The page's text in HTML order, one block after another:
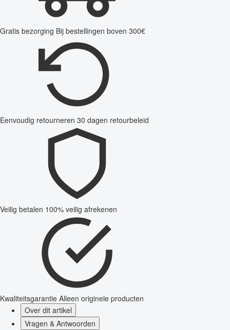
Gratis bezorging Bij bestellingen boven 300€
Eenvoudig retourneren 30 dagen retourbeleid
Veilig betalen 100% veilig afrekenen
Kwaliteitsgarantie Alleen originele producten
Over dit artikel
Vragen & Antwoorden